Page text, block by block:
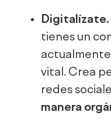
Digitalízate.
tienes un
vital. Crea
redes
manera